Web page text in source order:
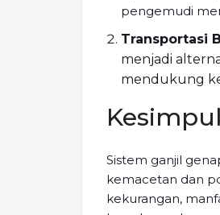
pengemudi
Transportasi
menjadi
mendukung
Sistem ganjil
kemacetan dan
kekurangan,